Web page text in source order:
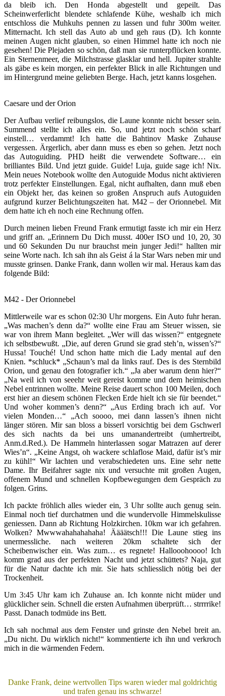
da bleib ich. Den Honda abgestellt und gepeilt. Das
Scheinwerferlicht blendete schlafende Kühe, weshalb ich mich
entschloss die Muhkuhs pennen zu lassen und fuhr 300m weiter.
Mitternacht. Ich stell das Auto ab und geh raus (D). Ich konnte
meinen Augen nicht glauben, so einen Himmel hatte ich noch nie
gesehen! Die Plejaden so schön, daß man sie runterpflücken konnte.
Ein Sternenmeer, die Milchstrasse glasklar und hell. Jupiter strahlte
als gäbe es kein morgen, ein perfekter Blick in alle Richtungen und
im Hintergrund meine geliebten Berge. Hach, jetzt kanns losgehen.
Caesare und der Orion
Der Aufbau verlief reibungslos, die Laune konnte nicht besser sein.
Summend stellte ich alles ein. So, und jetzt noch schön scharf
einstell… verdammt! Ich hatte die Bahtinov Maske Zuhause
vergessen. Ärgerlich, aber dann muss es eben so gehen. Jetzt noch
das Autoguiding. PHD heißt die verwendete Software… ein
brilliantes Bild. Und jetzt guide. Guide! Luja, guide sage ich! Nix.
Mein neues Notebook wollte den Autoguide Modus nicht aktivieren
trotz perfekter Einstellungen. Egal, nicht aufhalten, dann muß eben
ein Objekt her, das keinen so großen Anspruch aufs Autoguiden
aufgrund kurzer Belichtungszeiten hat. M42 – der Orionnebel. Mit
dem hatte ich eh noch eine Rechnung offen.
Durch meinen lieben Freund Frank ermutigt fasste ich mir ein Herz
und griff an. „Erinnern Du Dich musst. 400er ISO und 10, 20, 30
und 60 Sekunden Du nur brauchst mein junger Jedi!“ hallten mir
seine Worte nach. Ich sah ihn als Geist á la Star Wars neben mir und
musste grinsen. Danke Frank, dann wollen wir mal. Heraus kam das
folgende Bild:
M42 - Der Orionnebel
Mittlerweile war es schon 02:30 Uhr morgens. Ein Auto fuhr heran.
„Was machen’s denn da?“ wollte eine Frau am Steuer wissen, sie
war von ihrem Mann begleitet. „Wer will das wissen?“ entgegnete
ich selbstbewußt. „Die, auf deren Grund sie grad steh’n, wissen’s?“
Hussa! Touché! Und schon hatte mich die Lady mental auf den
Knien. *schluck* „Schaun’s mal da links rauf. Des is des Sternbild
Orion, und genau den fotografier ich.“ „Ja aber warum denn hier?“
„Na weil ich von seeehr weit gereist komme und dem heimischen
Nebel entrinnen wollte. Meine Reise dauert schon 100 Meilen, doch
erst hier an diesem schönen Flecken Erde hielt ich sie für beendet.“
Und woher kommen’s denn?“ „Aus Erding brach ich auf. Vor
vielen Monden…“ „Ach soooo, mei dann lassen’s ihnen nicht
länger stören. Mir san bloss a bisserl vorsichtig bei dem Gschwerl
des sich nachts da bei uns umanandertreibt (umhertreibt,
Anm.d.Red.). De Hammeln hinterlassen sogar Matrazen auf derer
Wies’n“. „Keine Angst, oh wackere schlaflose Maid, dafür ist’s mir
zu kühl!“ Wir lachten und verabschiedeten uns. Eine sehr nette
Dame. Ihr Beifahrer sagte nix und versuchte mit großen Augen,
offenem Mund und schnellen Kopfbewegungen dem Gespräch zu
folgen. Grins.
Ich packte fröhlich alles wieder ein, 3 Uhr sollte auch genug sein.
Einmal noch tief durchatmen und die wundervolle Himmelskulisse
geniessen. Dann ab Richtung Holzkirchen. 10km war ich gefahren.
Wolken? Mwwwahahahahaha! Äääätsch!!! Die Laune stieg ins
unermessliche. nach weiteren 20km schaltete sich der
Scheibenwischer ein. Was zum… es regnete! Hallooohoooo! Ich
komm grad aus der perfekten Nacht und jetzt schüttets? Naja, gut
für die Natur dachte ich mir. Sie hats schliesslich nötig bei der
Trockenheit.
Um 3:45 Uhr kam ich Zuhause an. Ich konnte nicht müder und
glücklicher sein. Schnell die ersten Aufnahmen überprüft… strrrrike!
Passt. Danach todmüde ins Bett.
Ich sah nochmal aus dem Fenster und grinste den Nebel breit an.
„Du nicht. Du wirklich nicht!“ kommentierte ich ihn und verkroch
mich in die wärmenden Federn.
Danke Frank, deine wertvollen Tips waren wieder mal goldrichtig
und trafen genau ins schwarze!